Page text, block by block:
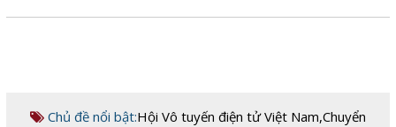
Chủ đề nổi bật:Hội Vô tuyến điện tử Việt Nam,Chuyển